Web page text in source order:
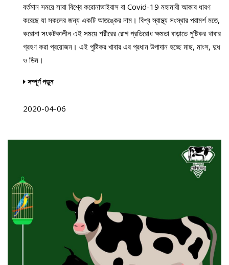
বর্তমান সময়ে সারা বিশ্বে করোনাভাইরাস বা Covid-19 মহামারী আকার ধারণ
করেছে যা সকলের জন্য একটি আতঙ্কের নাম। বিশ্ব স্বাস্থ্য সংস্থার পরামর্শ মতে,
করোনা সংকটকালীন এই সময়ে শরীরের রোগ প্রতিরোধ ক্ষমতা বাড়াতে পুষ্টিকর খাবার
গ্রহণ করা প্রয়োজন। এই পুষ্টিকর খাবার এর প্রধান উপাদান হচ্ছে মাছ, মাংস, দুধ
ও ডিম।
সম্পূর্ণ পড়ুন
2020-04-06